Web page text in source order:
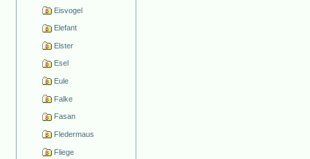
Eisvogel
Elefant
Elster
Esel
Eule
Falke
Fasan
Fledermaus
Fliege